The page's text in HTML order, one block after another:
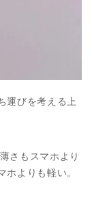
運びを考える上
さもスマホより
ホよりも軽い。